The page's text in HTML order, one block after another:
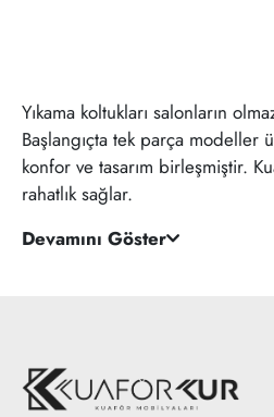
Yıkama koltukları salonların
Başlangıçta tek parça modeller
konfor ve tasarım birleşmiştir.
rahatlık sağlar.
Devamını Göster